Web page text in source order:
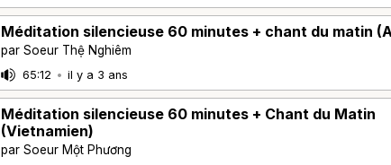
Méditation silencieuse 60 minutes + chant du matin
par Soeur Thệ Nghiêm
65:12 • il y a 3 ans
Méditation silencieuse 60 minutes + Chant du Matin
(Vietnamien)
par Soeur Một Phương